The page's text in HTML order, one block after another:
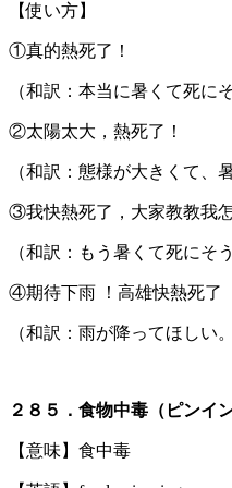
【使い方】
①真的熱死了！
（和訳：本当に暑くて死に
②太陽太大，熱死了！
（和訳：態様が大きくて、
③我快熱死了，大家教教我怎
（和訳：もう暑くて死にそ
④期待下雨 ！高雄快熱死了
（和訳：雨が降ってほしい
２８５．食物中毒（ピンイ
【意味】食中毒